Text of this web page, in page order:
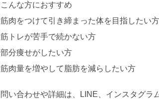
んな方におすすめ
肉をつけて引き締まった体を目指したい方
トレが苦手で続かない方
分痩せがしたい方
肉量を増やして脂肪を減らしたい方
い合わせや詳細は、LINE、インスタグラ